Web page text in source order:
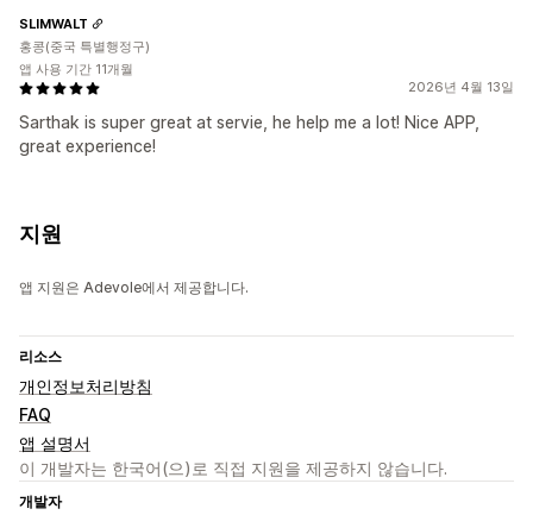
2026년 4월 13일
Sarthak is super great at servie, he help me a lot! Nice APP,
great experience!
SLIMWALT
홍콩(중국 특별행정구)
앱 사용 기간 11개월
지원
앱 지원은 Adevole에서 제공합니다.
리소스
개인정보처리방침
FAQ
앱 설명서
이 개발자는 한국어(으)로 직접 지원을 제공하지 않습니다.
개발자